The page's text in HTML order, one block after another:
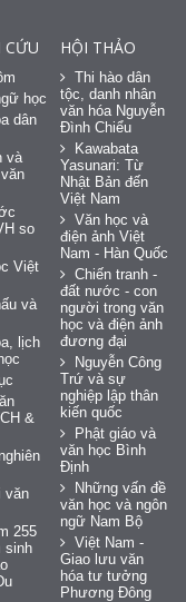
CỨU
học
dân
và
so
Việt
và
lịch
&
văn
255
sinh
HỘI THẢO
Thi hào dân
tộc, danh nhân
văn hóa Nguyễn
Đình Chiểu
Kawabata
Yasunari: Từ
Nhật Bản đến
Việt Nam
Văn học và
điện ảnh Việt
Nam - Hàn Quốc
Chiến tranh -
đất nước - con
người trong văn
học và điện ảnh
đương đại
Nguyễn Công
Trứ và sự
nghiệp lập thân
kiến quốc
Phật giáo và
văn học Bình
Định
Những vấn đề
văn học và ngôn
ngữ Nam Bộ
Việt Nam -
Giao lưu văn
hóa tư tưởng
Phương Đông